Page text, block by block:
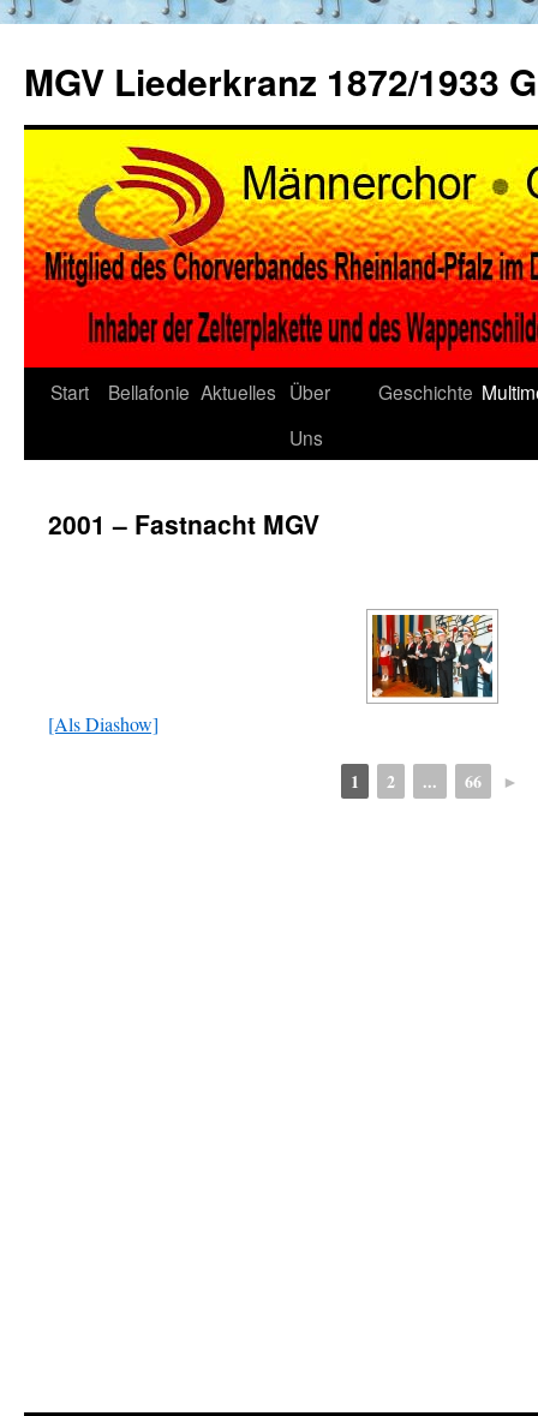
springen
MGV Liederkranz 1872/1933
Start Bellafonie Aktuelles Über
Uns
Geschichte
2001 – Fastnacht MGV
[Als Diashow]
1 2 ... 66 ►